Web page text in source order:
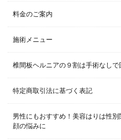
料金のご案内
施術メニュー
椎間板ヘルニアの９割は手術なしで
特定商取引法に基づく表記
男性にもおすすめ！美容はりは性
顔の悩みに